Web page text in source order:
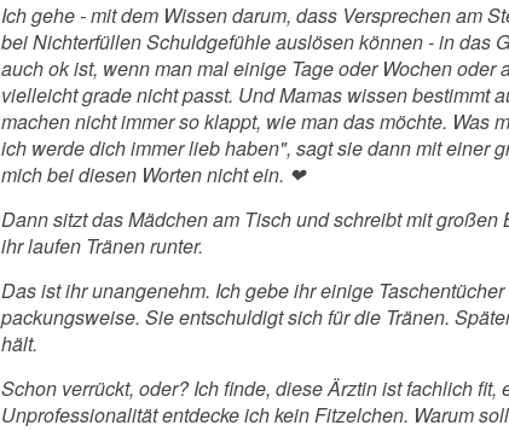
Ich gehe - mit dem Wissen darum, dass Versprechen am
bei Nichterfüllen Schuldgefühle auslösen können - in das
auch ok ist, wenn man mal einige Tage oder Wochen
vielleicht grade nicht passt. Und Mamas wissen bestimmt
machen nicht immer so klappt, wie man das möchte. Was
ich werde dich immer lieb haben", sagt sie dann mit einer
mich bei diesen Worten nicht ein. ❤
Dann sitzt das Mädchen am Tisch und schreibt mit
ihr laufen Tränen runter.
Das ist ihr unangenehm. Ich gebe ihr einige
packungsweise. Sie entschuldigt sich für die Tränen.
hält.
Schon verrückt, oder? Ich finde, diese Ärztin ist fachlich
Unprofessionalität entdecke ich kein Fitzelchen. Warum